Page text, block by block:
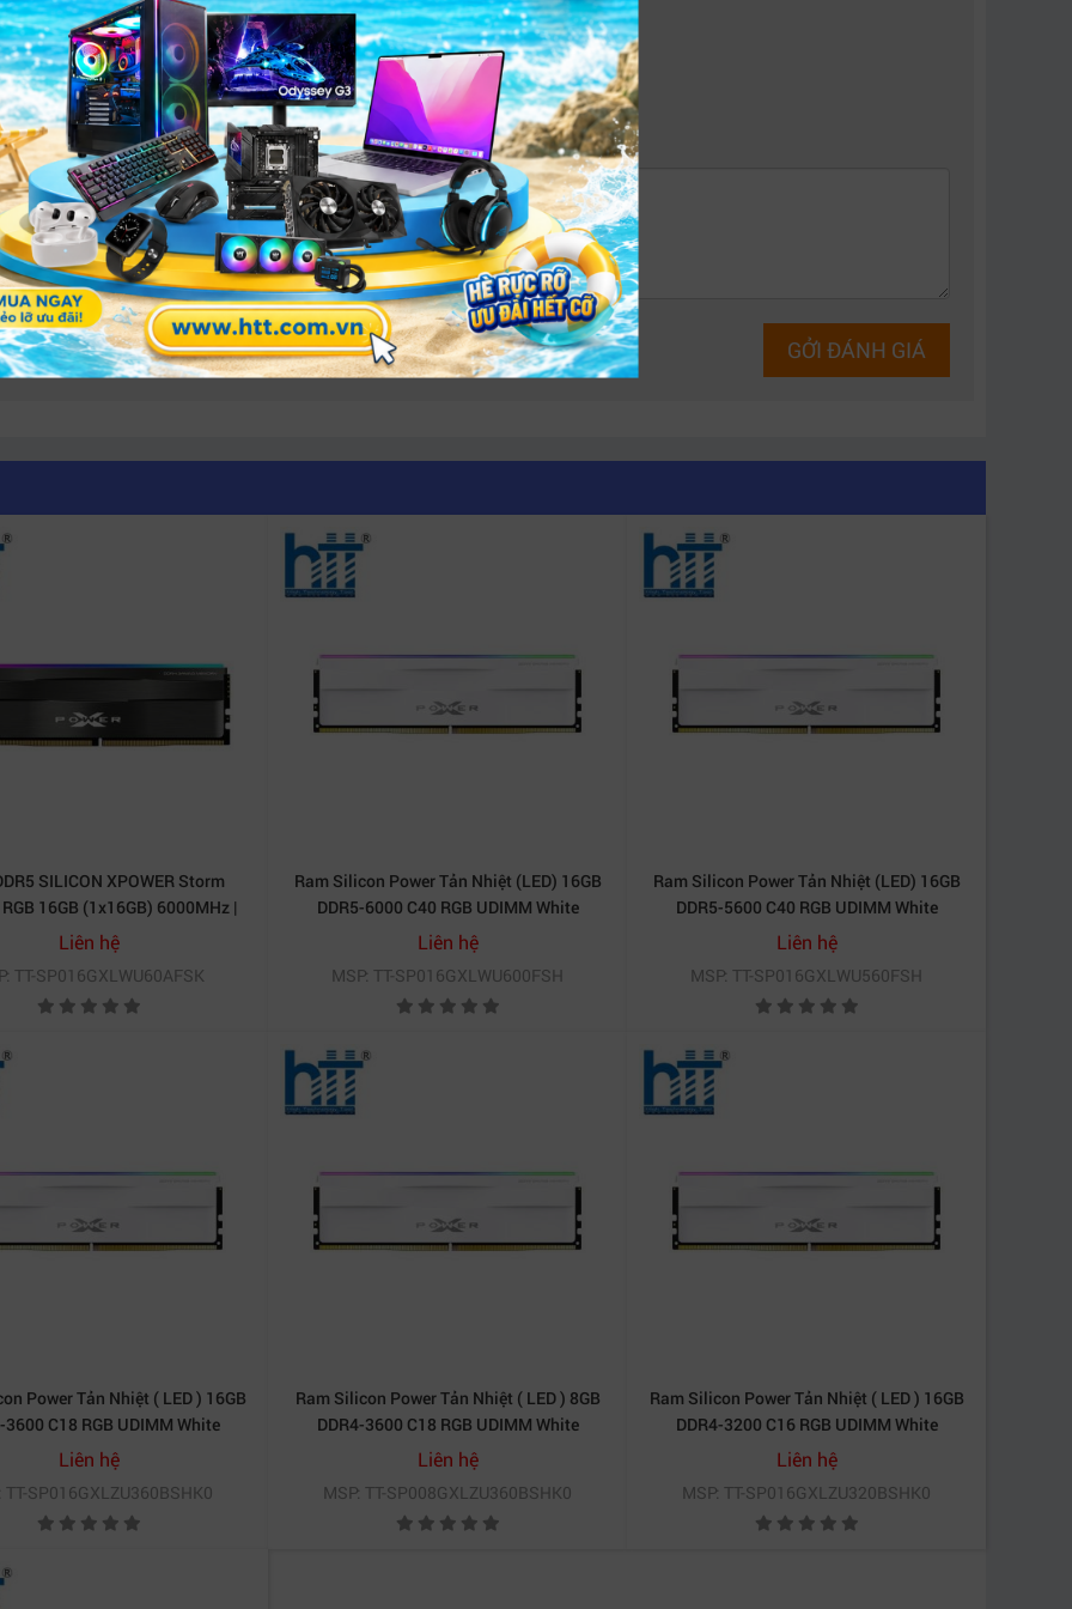
với các sản phẩm cùng phân khúc
Dung lượng Bus
8GB 3600MHz
8GB 3200MHz
8GB 3600MHz
8GB BUS 3600MHz có phù hợp cho gaming không?
và đa nhiệm.
8GB BUS 3600MHz (SP008GXLZU360BSB)
là lựa chọn lý tưởng cho người dùng muốn nâng cấp hiệu
GỞI ĐÁNH GIÁ
SILICON XPOWER Storm
16GB (1x16GB) 6000MHz |
SP016GXLWU60AFSK
Liên hệ
TT-SP016GXLWU60AFSK
Ram Silicon Power Tản Nhiệt (LED) 16GB
DDR5-6000 C40 RGB UDIMM White
SP016GXLWU600FSH
Liên hệ
MSP: TT-SP016GXLWU600FSH
Ram Silicon Power Tản Nhiệt (LED) 16GB
DDR5-5600 C40 RGB UDIMM White
SP016GXLWU560FSH
Liên hệ
MSP: TT-SP016GXLWU560FSH
Power Tản Nhiệt ( LED ) 16GB
3600 C18 RGB UDIMM White
SP016GXLZU360BSHK0
Liên hệ
TT-SP016GXLZU360BSHK0
Ram Silicon Power Tản Nhiệt ( LED ) 8GB
DDR4-3600 C18 RGB UDIMM White
SP008GXLZU360BSHK0
Liên hệ
MSP: TT-SP008GXLZU360BSHK0
Ram Silicon Power Tản Nhiệt ( LED ) 16GB
DDR4-3200 C16 RGB UDIMM White
SP016GXLZU320BSHK0
Liên hệ
MSP: TT-SP016GXLZU320BSHK0